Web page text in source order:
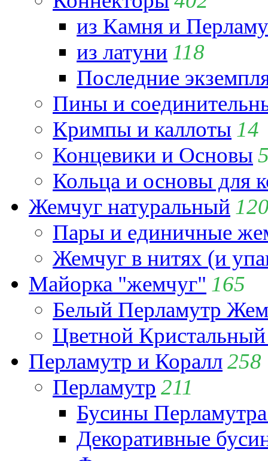
из Камня и
из латуни 118
Последние
Пины и
Кримпы и каллоты 14
Концевики и Основы
Кольца и основы для
Жемчуг натуральный
Пары и единичные
Жемчуг в нитях (и
Майорка "жемчуг" 165
Белый Перламутр
Цветной
Перламутр и Коралл258
Перламутр 211
Бусины
Декоративные